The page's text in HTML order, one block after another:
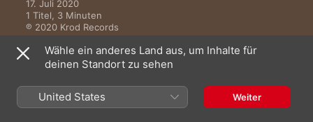
17. Juli 2020
1 Titel, 3 Minuten
℗ 2020 Krod Records
Mehr von Livingston
Wähle ein anderes Land aus, um Inhalte für
deinen Standort zu sehen
United States Weiter